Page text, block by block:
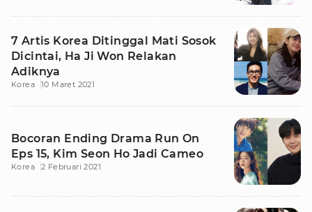
7 Artis Korea Ditinggal Mati Sosok
Dicintai, Ha Ji Won Relakan
Adiknya
Korea 10 Maret 2021
Bocoran Ending Drama Run On
Eps 15, Kim Seon Ho Jadi Cameo
Korea 2 Februari 2021